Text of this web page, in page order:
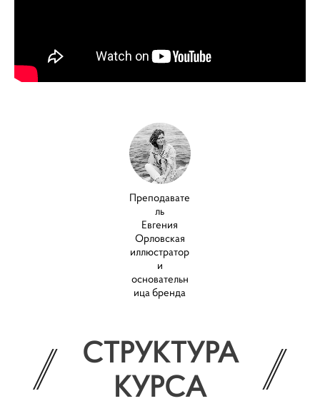
Преподавате
ль
Евгения
Орловская
иллюстратор
и
основательн
ица бренда
СТРУКТУРА
КУРСА